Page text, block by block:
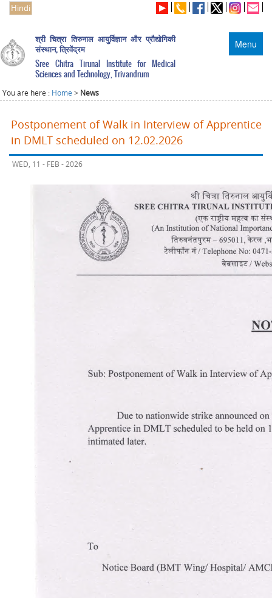
Hindi
Menu
श्री चित्रा तिरुनाल आयुर्विज्ञान और प्रौद्योगिकी
संस्थान, त्रिवेंद्रम
Sree Chitra Tirunal Institute for Medical
Sciences and Technology, Trivandrum
You are here : Home > News
Postponement of Walk in Interview of Apprentice
in DMLT scheduled on 12.02.2026
WED, 11 - FEB - 2026